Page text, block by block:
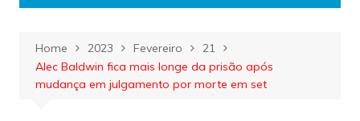
Home 2023 Fevereiro
21
Alec Baldwin fica mais longe da prisão após
mudança em julgamento por morte em set